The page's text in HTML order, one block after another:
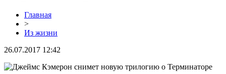
Главная
>
Из жизни
26.07.2017 12:42